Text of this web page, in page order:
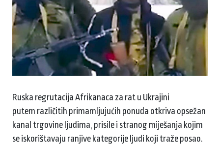
Ruska regrutacija Afrikanaca za rat u Ukrajini
putem različitih primamljujućih ponuda otkriva opsežan
kanal trgovine ljudima, prisile i stranog miješanja kojim
se iskorištavaju ranjive kategorije ljudi koji traže posao.